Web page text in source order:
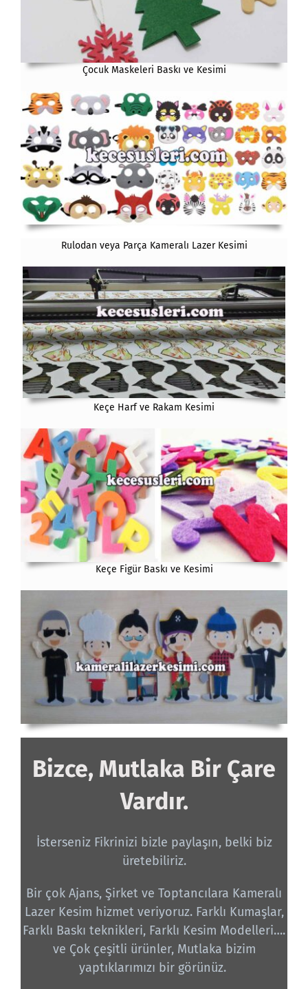
Çocuk Maskeleri Baskı ve Kesimi
Rulodan veya Parça Kameralı Lazer Kesimi
Keçe Harf ve Rakam Kesimi
Keçe Figür Baskı ve Kesimi
Bizce, Mutlaka Bir Çare
Vardır.
İsterseniz Fikrinizi bizle paylaşın, belki biz
üretebiliriz.
Bir çok Ajans, Şirket ve Toptancılara Kameralı
Lazer Kesim hizmet veriyoruz. Farklı Kumaşlar,
Farklı Baskı teknikleri, Farklı Kesim Modelleri….
ve Çok çeşitli ürünler, Mutlaka bizim
yaptıklarımızı bir görünüz.